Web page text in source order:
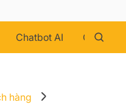
Chatbot AI Chăm
hàng